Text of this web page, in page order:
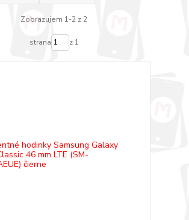
Zobrazujem 1-2 z 2
strana z 1